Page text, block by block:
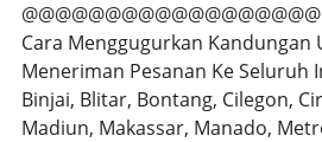
Cara Menggugurkan Kandungan
Meneriman Pesanan Ke Seluruh
Binjai, Blitar, Bontang, Cilegon,
Madiun, Makassar, Manado,